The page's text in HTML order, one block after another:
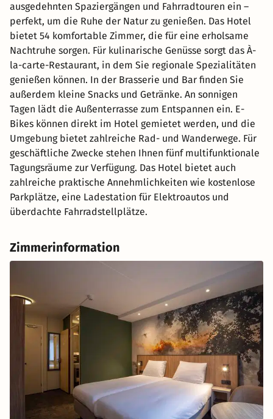
ausgedehnten Spaziergängen und Fahrradtouren ein –
perfekt, um die Ruhe der Natur zu genießen. Das Hotel
bietet 54 komfortable Zimmer, die für eine erholsame
Nachtruhe sorgen. Für kulinarische Genüsse sorgt das À-
la-carte-Restaurant, in dem Sie regionale Spezialitäten
genießen können. In der Brasserie und Bar finden Sie
außerdem kleine Snacks und Getränke. An sonnigen
Tagen lädt die Außenterrasse zum Entspannen ein. E-
Bikes können direkt im Hotel gemietet werden, und die
Umgebung bietet zahlreiche Rad- und Wanderwege. Für
geschäftliche Zwecke stehen Ihnen fünf multifunktionale
Tagungsräume zur Verfügung. Das Hotel bietet auch
zahlreiche praktische Annehmlichkeiten wie kostenlose
Parkplätze, eine Ladestation für Elektroautos und
überdachte Fahrradstellplätze.
Zimmerinformation